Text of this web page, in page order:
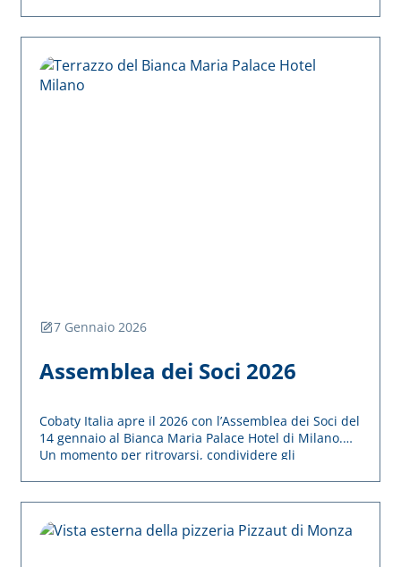
7 Gennaio 2026
Assemblea dei Soci 2026
Cobaty Italia apre il 2026 con l’Assemblea dei Soci del
14 gennaio al Bianca Maria Palace Hotel di Milano.
Un momento per ritrovarsi, condividere gli